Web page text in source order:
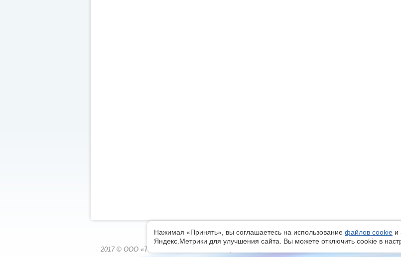
2017 © ООО «Томскводоканал», г. Томск, ул. Елизаровых, 79/2
Нажимая «Принять», вы соглашаетесь на использование файлов cookie и
Яндекс.Метрики для улучшения сайта. Вы можете отключить cookie в